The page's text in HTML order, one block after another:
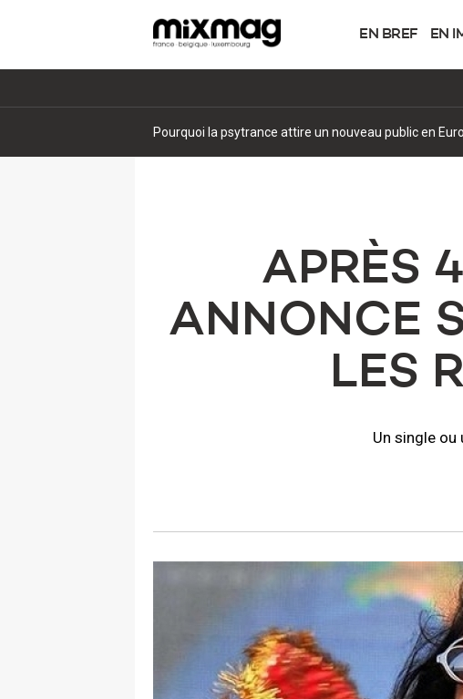
EN BREF EN
Pourquoi la psytrance attire un nouveau public en
APRÈS
ANNONCE
LES
Un single ou